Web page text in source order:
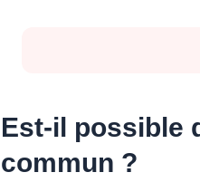
Est-il possible
commun ?